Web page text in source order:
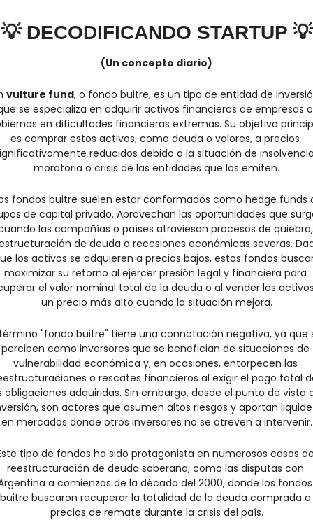
💡 DECODIFICANDO STARTUP 💡
(Un concepto diario)
vulture fund, o fondo buitre, es un tipo de entidad de
se especializa en adquirir activos financieros de empresas o
en dificultades financieras extremas. Su objetivo
es comprar estos activos, como deuda o valores, a precios
reducidos debido a la situación de
moratoria o crisis de las entidades que los emiten.
fondos buitre suelen estar conformados como hedge funds
de capital privado. Aprovechan las oportunidades que
las compañías o países atraviesan procesos de quiebra,
de deuda o recesiones económicas severas.
los activos se adquieren a precios bajos, estos fondos
maximizar su retorno al ejercer presión legal y financiera para
el valor nominal total de la deuda o al vender los
un precio más alto cuando la situación mejora.
"fondo buitre" tiene una connotación negativa, ya que
perciben como inversores que se benefician de situaciones de
vulnerabilidad económica y, en ocasiones, entorpecen las
o rescates financieros al exigir el pago total
obligaciones adquiridas. Sin embargo, desde el punto de vista
son actores que asumen altos riesgos y aportan
en mercados donde otros inversores no se atreven a intervenir.
tipo de fondos ha sido protagonista en numerosos casos
reestructuración de deuda soberana, como las disputas con
a comienzos de la década del 2000, donde los fondos
buitre buscaron recuperar la totalidad de la deuda comprada a
precios de remate durante la crisis del país.